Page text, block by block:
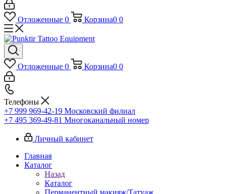
Отложенные 0 Корзина0 0
Отложенные 0 Корзина0 0
Телефоны
+7 999 969-42-19 Московский филиал
+7 495 369-49-81 Многоканальный номер
Личный кабинет
Главная
Каталог
Назад
Каталог
Перманентный макияж/Татуаж